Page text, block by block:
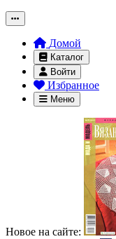
Домой
Каталог
Войти
Избранное
Меню
Новое на сайте: